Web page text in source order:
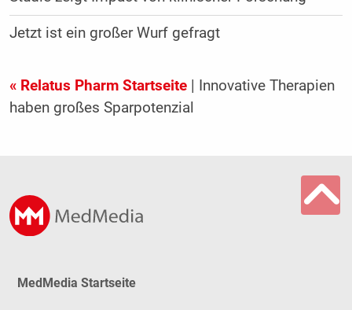
Jetzt ist ein großer Wurf gefragt
« Relatus Pharm Startseite| Innovative Therapien
haben großes Sparpotenzial
MedMedia Startseite